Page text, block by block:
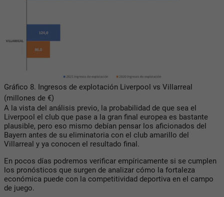
Gráfico 8. Ingresos de explotación Liverpool vs Villarreal
(millones de €)
A la vista del análisis previo, la probabilidad de que sea el
Liverpool el club que pase a la gran final europea es bastante
plausible, pero eso mismo debían pensar los aficionados del
Bayern antes de su eliminatoria con el club amarillo del
Villarreal y ya conocen el resultado final.
En pocos días podremos verificar empíricamente si se cumplen
los pronósticos que surgen de analizar cómo la fortaleza
económica puede con la competitividad deportiva en el campo
de juego.